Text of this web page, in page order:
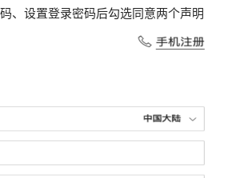
、设置登录密码后勾选同意两个声明